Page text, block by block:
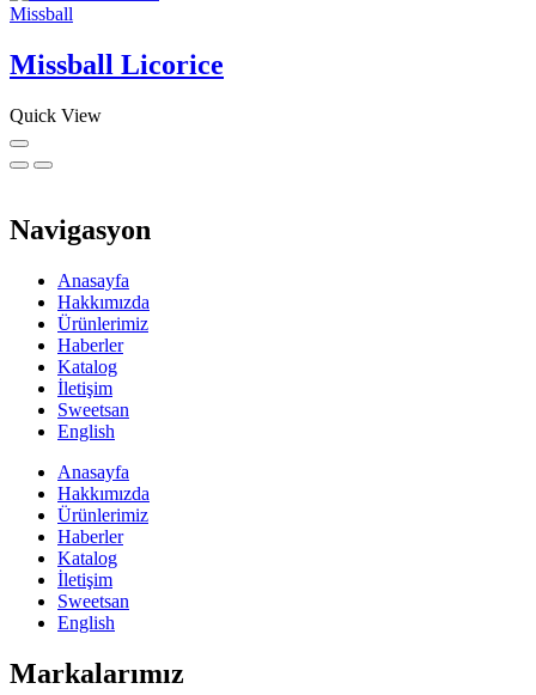
Missball
Missball Licorice
Quick View
Navigasyon
Anasayfa
Hakkımızda
Ürünlerimiz
Haberler
Katalog
İletişim
Sweetsan
English
Anasayfa
Hakkımızda
Ürünlerimiz
Haberler
Katalog
İletişim
Sweetsan
English
Markalarımız